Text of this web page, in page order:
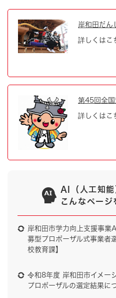
岸和田だん
詳しくはこ
第45回全
詳しくはこ
AI（人工知能
こんなページ
岸和田市学力向上支援事業
募型プロポーザル式事業者
校教育課】
令和8年度 岸和田市イメー
プロポーザルの選定結果に